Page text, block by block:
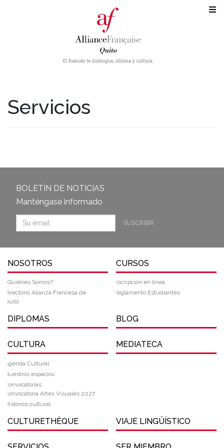
Servicios
BOLETÍN DE NOTICIAS
Manténgase informado
SUSCRIBIR
NOSOTROS
¿Quiénes Somos?
Directorio Alianza Francesa de
Quito
CURSOS
Inscripción en línea
Reglamento Estudiantes
DIPLOMAS BLOG
CULTURA
Agenda Cultural
Nuestros espacios
Convocatorias
Convocatoria Artes Visuales 2027
Histórico cultural
MEDIATECA
CULTURETHÈQUE VIAJE LINGÜÍSTICO